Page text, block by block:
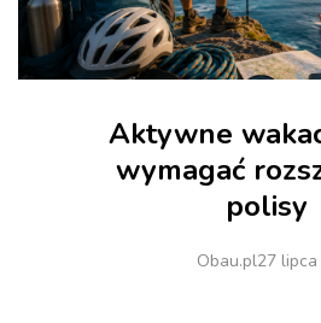
Aktywne
wymagać
polisy
Obau.pl27